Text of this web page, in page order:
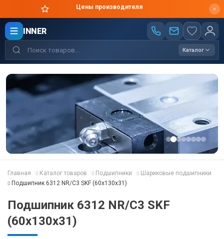
Цены производителя
INNER
Каталог
Главная Каталог товаров Подшипники
Шариковые подшипники
Подшипник 6312 NR/C3 SKF (60x130x31)
Подшипник 6312 NR/C3 SKF
(60x130x31)